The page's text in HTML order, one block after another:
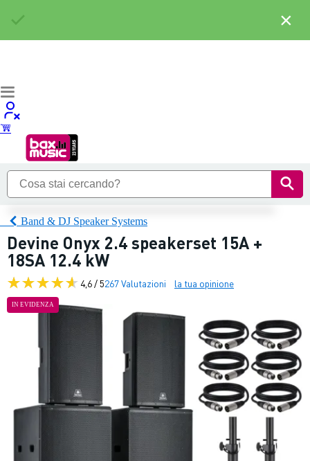
Band & DJ Speaker Systems
Devine Onyx 2.4 speakerset 15A +
18SA 12.4 kW
4,6 / 5267 Valutazioni la tua opinione
IN EVIDENZA
×